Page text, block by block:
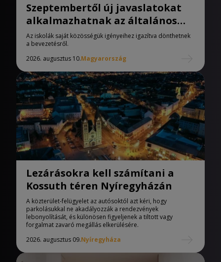
Szeptembertől új javaslatokat
alkalmazhatnak az általános
iskolák
Az iskolák saját közösségük igényeihez igazítva dönthetnek
a bevezetésről.
2026. augusztus 10.Magyarország
Lezárásokra kell számítani a
Kossuth téren Nyíregyházán
A közterület-felügyelet az autósoktól azt kéri, hogy
parkolásukkal ne akadályozzák a rendezvények
lebonyolítását, és különösen figyeljenek a tiltott vagy
forgalmat zavaró megállás elkerülésére.
2026. augusztus 09.Nyíregyháza